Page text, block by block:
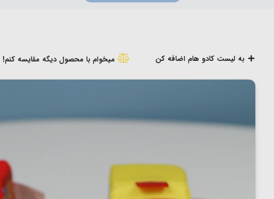
به لیست کادو هام اضافه کن میخوام با محصول دیگه مقایسه کنم!